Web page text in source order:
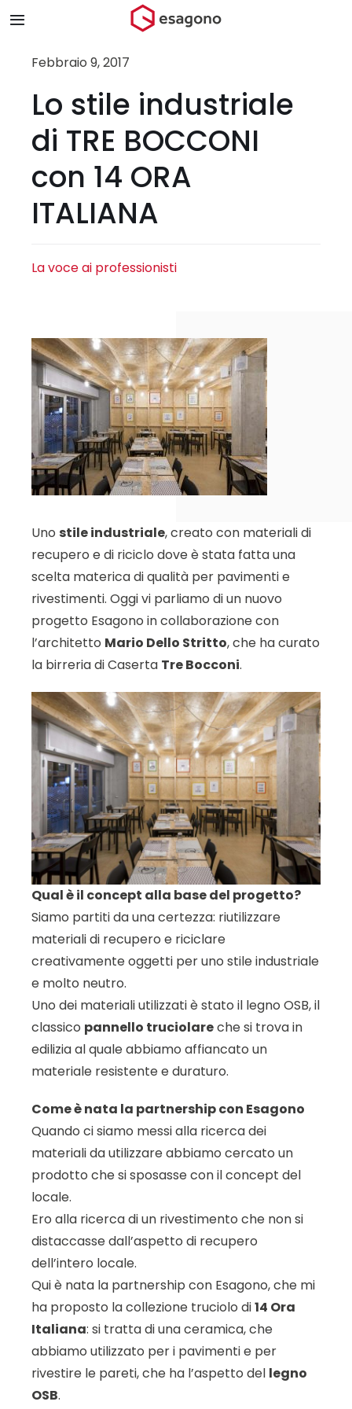
contenuto
Toggle
Navigation
Chi siamo
Febbraio 9, 2017
Lo stile industriale
di TRE BOCCONI
con 14 ORA
ITALIANA
La voce ai professionisti
Uno stile industriale, creato con materiali di
recupero e di riciclo dove è stata fatta una
scelta materica di qualità per pavimenti e
rivestimenti. Oggi vi parliamo di un nuovo
progetto Esagono in collaborazione con
l’architetto Mario Dello Stritto, che ha curato
la birreria di Caserta Tre Bocconi.
Qual è il concept alla base del progetto?
Siamo partiti da una certezza: riutilizzare
materiali di recupero e riciclare
creativamente oggetti per uno stile industriale
e molto neutro.
Uno dei materiali utilizzati è stato il legno OSB, il
classico pannello truciolareche si trova in
edilizia al quale abbiamo affiancato un
materiale resistente e duraturo.
Come è nata la partnership con Esagono
Quando ci siamo messi alla ricerca dei
materiali da utilizzare abbiamo cercato un
prodotto che si sposasse con il concept del
locale.
Ero alla ricerca di un rivestimento che non si
distaccasse dall’aspetto di recupero
dell’intero locale.
Qui è nata la partnership con Esagono, che mi
ha proposto la collezione truciolo di14 Ora
Italiana: si tratta di una ceramica, che
abbiamo utilizzato per i pavimenti e per
rivestire le pareti, che ha l’aspetto del legno
OSB.